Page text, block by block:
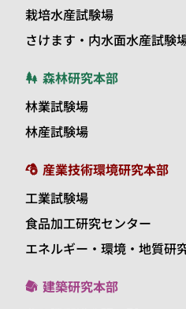
栽培水産試験場
さけます・内水面水産試験
森林研究本部
林業試験場
林産試験場
産業技術環境研究本部
工業試験場
食品加工研究センター
エネルギー・環境・地質研
建築研究本部